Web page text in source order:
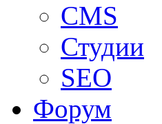
CMS
Студии
SEO
Форум